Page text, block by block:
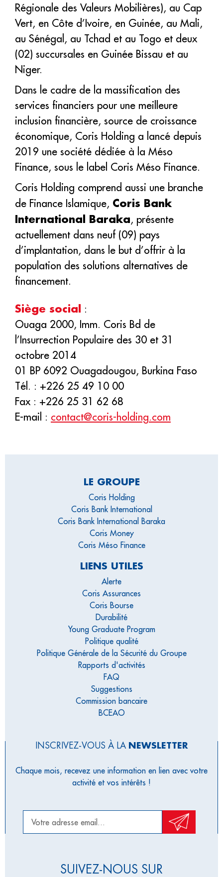
Régionale des Valeurs Mobilières), au Cap
Vert, en Côte d’Ivoire, en Guinée, au Mali,
au Sénégal, au Tchad et au Togo et deux
(02) succursales en Guinée Bissau et au
Niger.
Dans le cadre de la massification des
services financiers pour une meilleure
inclusion financière, source de croissance
économique, Coris Holding a lancé depuis
2019 une société dédiée à la Méso
Finance, sous le label Coris Méso Finance.
Coris Holding comprend aussi une branche
de Finance Islamique, Coris Bank
International Baraka, présente
actuellement dans neuf (09) pays
d’implantation, dans le but d’offrir à la
population des solutions alternatives de
financement.
Siège social :
Ouaga 2000, Imm. Coris Bd de
l’Insurrection Populaire des 30 et 31
octobre 2014
01 BP 6092 Ouagadougou, Burkina Faso
Tél. : +226 25 49 10 00
Fax : +226 25 31 62 68
E-mail : contact@coris-holding.com
LE GROUPE
Coris Holding
Coris Bank International
Coris Bank International Baraka
Coris Money
Coris Méso Finance
LIENS UTILES
Alerte
Coris Assurances
Coris Bourse
Durabilité
Young Graduate Program
Politique qualité
Politique Générale de la Sécurité du Groupe
Rapports d'activités
FAQ
Suggestions
Commission bancaire
BCEAO
INSCRIVEZ-VOUS À LA NEWSLETTER
Chaque mois, recevez une information en lien avec votre
activité et vos intérêts !
SUIVEZ-NOUS SUR